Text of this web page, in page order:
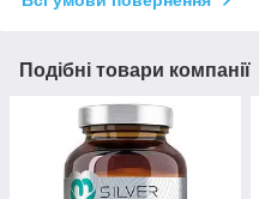
Подібні товари компанії